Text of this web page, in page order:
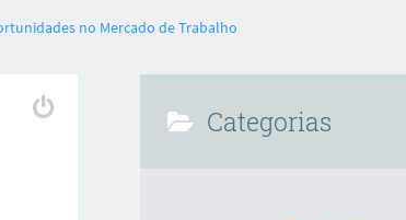
no Mercado de Trabalho
Categorias